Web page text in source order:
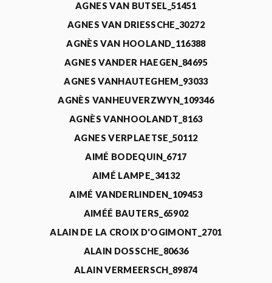
AGNES VAN BUTSEL_51451
AGNES VAN DRIESSCHE_30272
AGNÈS VAN HOOLAND_116388
AGNES VANDER HAEGEN_84695
AGNES VANHAUTEGHEM_93033
AGNÈS VANHEUVERZWYN_109346
AGNÈS VANHOOLANDT_8163
AGNES VERPLAETSE_50112
AIMÉ BODEQUIN_6717
AIMÉ LAMPE_34132
AIMÉ VANDERLINDEN_109453
AIMÉÉ BAUTERS_65902
ALAIN DE LA CROIX D'OGIMONT_2701
ALAIN DOSSCHE_80636
ALAIN VERMEERSCH_89874